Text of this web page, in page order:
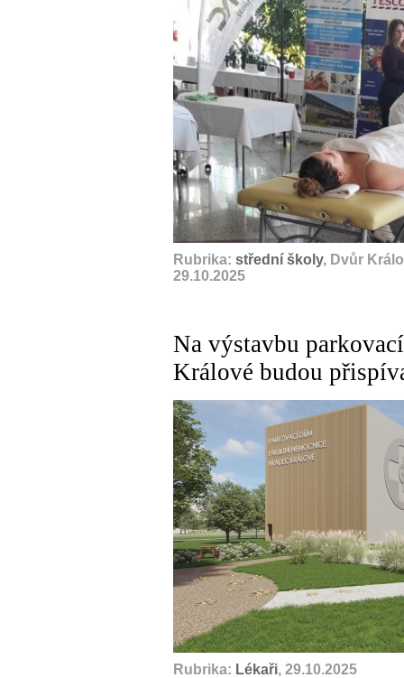
Rubrika: střední školy, Dvůr
29.10.2025
Na výstavbu
Králové budou
Rubrika: Lékaři, 29.10.2025